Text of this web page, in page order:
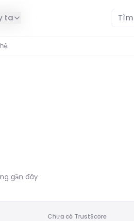
ta
gần đây
Chưa có TrustScore